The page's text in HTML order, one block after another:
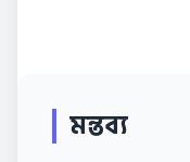
মন্তব্য